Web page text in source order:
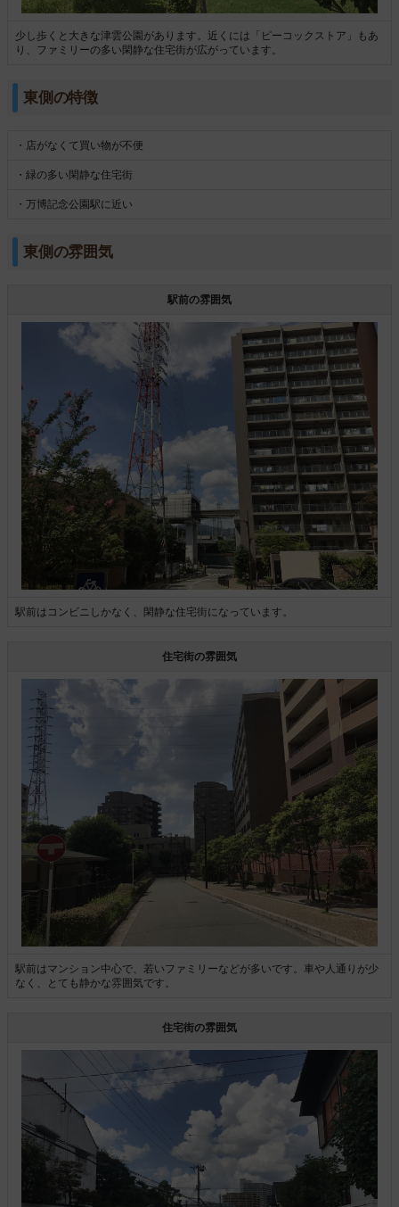
少し歩くと大きな津雲公園があります。近くには「ピーコックストア」もあ
り、ファミリーの多い閑静な住宅街が広がっています。
東側の特徴
・店がなくて買い物が不便
・緑の多い閑静な住宅街
・万博記念公園駅に近い
東側の雰囲気
駅前の雰囲気
駅前はコンビニしかなく、閑静な住宅街になっています。
住宅街の雰囲気
駅前はマンション中心で、若いファミリーなどが多いです。車や人通りが少
なく、とても静かな雰囲気です。
住宅街の雰囲気